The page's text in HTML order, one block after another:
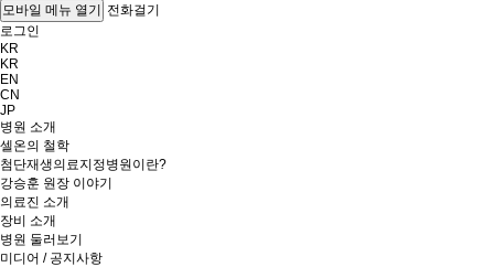
모바일 메뉴 열기 전화걸기
로그인
KR
KR
EN
CN
JP
병원 소개
셀온의 철학
첨단재생의료지정병원이란?
강승훈 원장 이야기
의료진 소개
장비 소개
병원 둘러보기
미디어 / 공지사항